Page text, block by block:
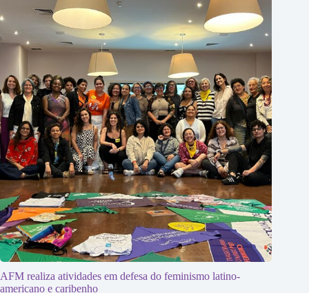
AFM realiza atividades em defesa do feminismo latino-
americano e caribenho